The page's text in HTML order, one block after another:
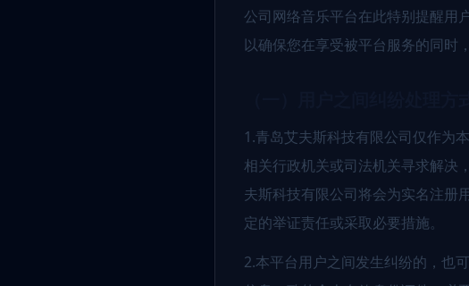
公司网络音乐平台在此特别提醒用
以确保您在享受被平台服务的同时
1.青岛艾夫斯科技有限公司仅作为
相关行政机关或司法机关寻求解决
夫斯科技有限公司将会为实名注册
定的举证责任或采取必要措施。
2.本平台用户之间发生纠纷的，也